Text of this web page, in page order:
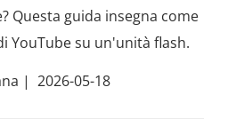
Questa guida insegna come
YouTube su un'unità flash.
| 2026-05-18